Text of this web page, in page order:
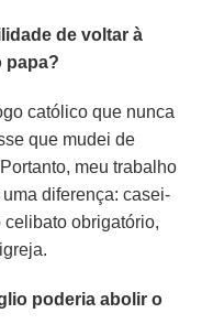
de voltar à
papa?
católico que nunca
que mudei de
meu trabalho
diferença: casei-
celibato obrigatório,
poderia abolir o